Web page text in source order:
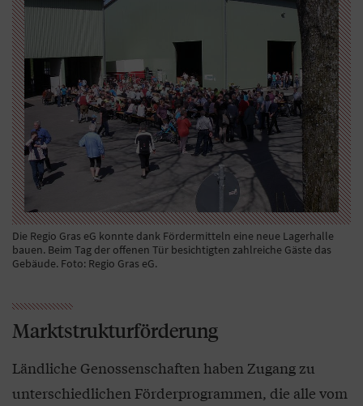
Die Regio Gras eG konnte dank Fördermitteln eine neue Lagerhalle
bauen. Beim Tag der offenen Tür besichtigten zahlreiche Gäste das
Gebäude. Foto: Regio Gras eG.
Marktstrukturförderung
Ländliche Genossenschaften haben Zugang zu
unterschiedlichen Förderprogrammen, die alle vom